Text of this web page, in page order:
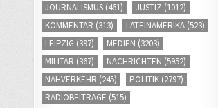
JOURNALISMUS (461) JUSTIZ (1012)
KOMMENTAR (313) LATEINAMERIKA (523)
LEIPZIG (397) MEDIEN (3203)
MILITÄR (367) NACHRICHTEN (5952)
NAHVERKEHR (245) POLITIK (2797)
RADIOBEITRÄGE (515)